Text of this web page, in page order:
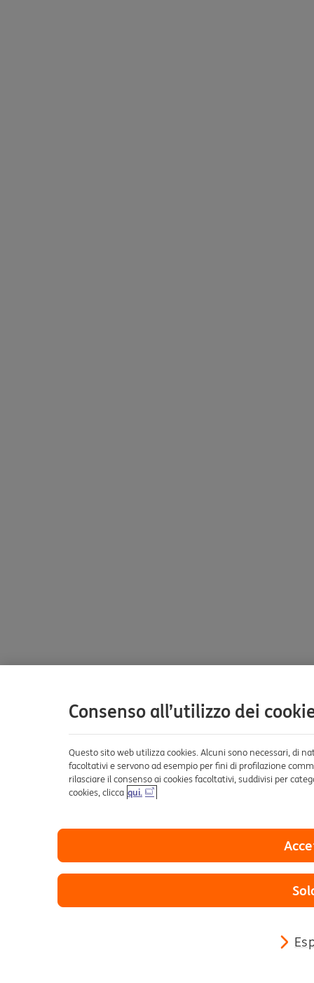
Consenso all’utilizzo dei
Questo sito web utilizza cookies. Alcuni sono necessari, di
facoltativi e servono ad esempio per fini di profilazione
rilasciare il consenso ai cookies facoltativi, suddivisi per
cookies, clicca qui.